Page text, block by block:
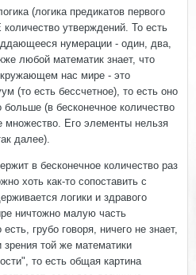
(логика предикатов первого
утверждений. То есть
нумерации - один, два,
любой математик знает, что
нас мире - это
(то есть бессчетное), то есть оно
больше (в бесконечное количество
множество. Его элементы нельзя
далее).
в бесконечное количество раз
хоть как-то сопоставить с
логики и здравого
ничтожно малую часть
грубо говоря, ничего не знает,
той же математики
то есть общая картина